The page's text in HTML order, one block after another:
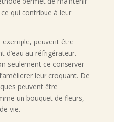
qui contribue à leur
exemple, peuvent être
d’eau au réfrigérateur.
seulement de conserver
leur croquant. De
peuvent être
un bouquet de fleurs,
vie.